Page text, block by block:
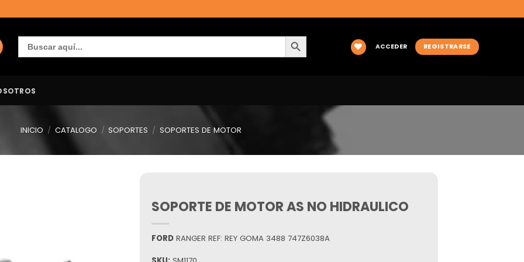
Buscar:
BOTÓN DE BÚSQUEDA
ACCEDER
REGISTRARSE
INICIO / CATALOGO / SOPORTES / SOPORTES DE MOTOR
SOPORTE DE MOTOR AS NO HIDRAULICO
FORD RANGER REF: REY GOMA 3488 747Z6038A